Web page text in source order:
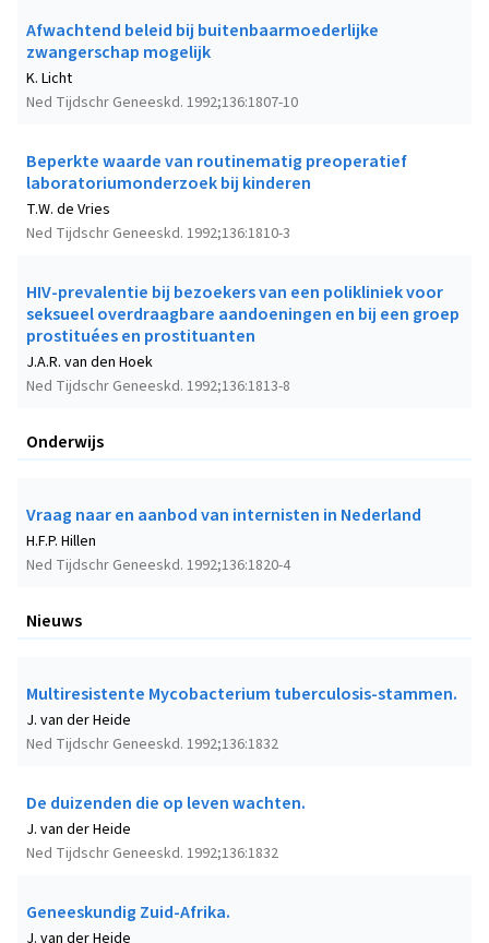
Afwachtend beleid bij buitenbaarmoederlijke
zwangerschap mogelijk
Ned Tijdschr Geneeskd. 1992;136:1807-10
K. Licht
Beperkte waarde van routinematig preoperatief
laboratoriumonderzoek bij kinderen
Ned Tijdschr Geneeskd. 1992;136:1810-3
T.W. de Vries
HIV-prevalentie bij bezoekers van een polikliniek voor
seksueel overdraagbare aandoeningen en bij een groep
prostituées en prostituanten
Ned Tijdschr Geneeskd. 1992;136:1813-8
J.A.R. van den Hoek
Onderwijs
Vraag naar en aanbod van internisten in Nederland
Ned Tijdschr Geneeskd. 1992;136:1820-4
H.F.P. Hillen
Nieuws
Multiresistente Mycobacterium tuberculosis-stammen.
Ned Tijdschr Geneeskd. 1992;136:1832
J. van der Heide
De duizenden die op leven wachten.
Ned Tijdschr Geneeskd. 1992;136:1832
J. van der Heide
Geneeskundig Zuid-Afrika.